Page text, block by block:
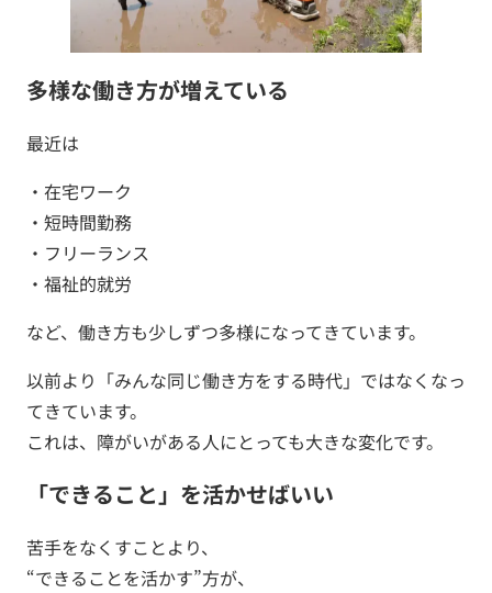
多様な働き方が増えている
最近は
・在宅ワーク
・短時間勤務
・フリーランス
・福祉的就労
など、働き方も少しずつ多様になってきています。
以前より「みんな同じ働き方をする時代」ではなくなっ
てきています。
これは、障がいがある人にとっても大きな変化です。
「できること」を活かせばいい
苦手をなくすことより、
“できることを活かす”方が、